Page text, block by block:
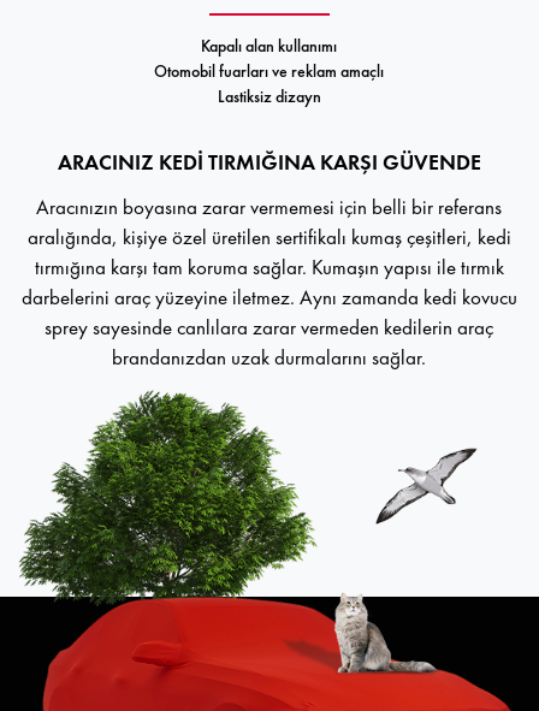
Kapalı alan kullanımı
Otomobil fuarları ve reklam amaçlı
Lastiksiz dizayn
ARACINIZ KEDİ TIRMIĞINA KARŞI GÜVENDE
Aracınızın boyasına zarar vermemesi için belli bir referans
aralığında, kişiye özel üretilen sertifikalı kumaş çeşitleri, kedi
tırmığına karşı tam koruma sağlar. Kumaşın yapısı ile tırmık
darbelerini araç yüzeyine iletmez. Aynı zamanda kedi kovucu
sprey sayesinde canlılara zarar vermeden kedilerin araç
brandanızdan uzak durmalarını sağlar.